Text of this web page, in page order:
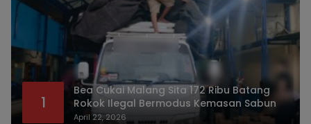
1
Bea Cukai Malang Sita 172 Ribu Batang
Rokok Ilegal Bermodus Kemasan Sabun
April 22, 2026